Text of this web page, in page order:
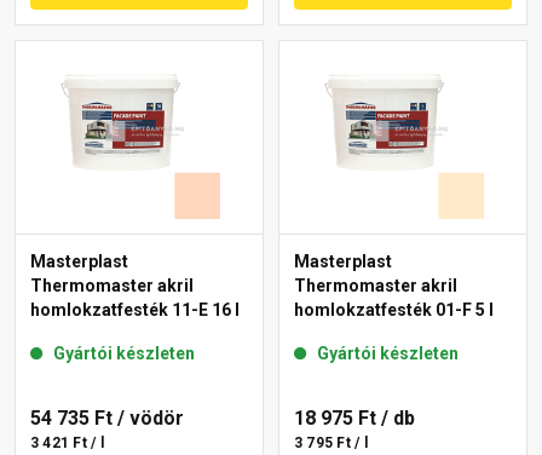
Masterplast
Thermomaster akril
homlokzatfesték 11-E 16 l
Gyártói készleten
54 735 Ft / vödör
3 421 Ft / l
Masterplast
Thermomaster akril
homlokzatfesték 01-F 5 l
Gyártói készleten
18 975 Ft / db
3 795 Ft / l